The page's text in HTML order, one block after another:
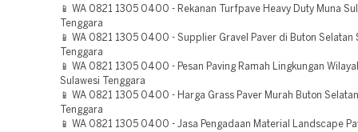
📱 WA 0821 1305 0400 - Rekanan Turfpave Heavy Duty Muna
Tenggara
📱 WA 0821 1305 0400 - Supplier Gravel Paver di Buton Selatan
Tenggara
📱 WA 0821 1305 0400 - Pesan Paving Ramah Lingkungan
Sulawesi Tenggara
📱 WA 0821 1305 0400 - Harga Grass Paver Murah Buton
Tenggara
📱 WA 0821 1305 0400 - Jasa Pengadaan Material Landscape